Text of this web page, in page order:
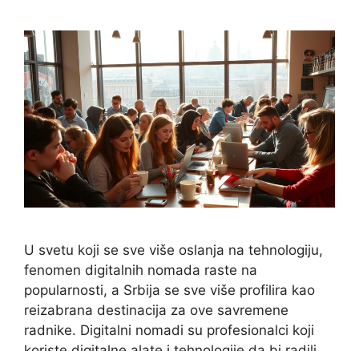
U svetu koji se sve više oslanja na tehnologiju,
fenomen digitalnih nomada raste na
popularnosti, a Srbija se sve više profilira kao
reizabrana destinacija za ove savremene
radnike. Digitalni nomadi su profesionalci koji